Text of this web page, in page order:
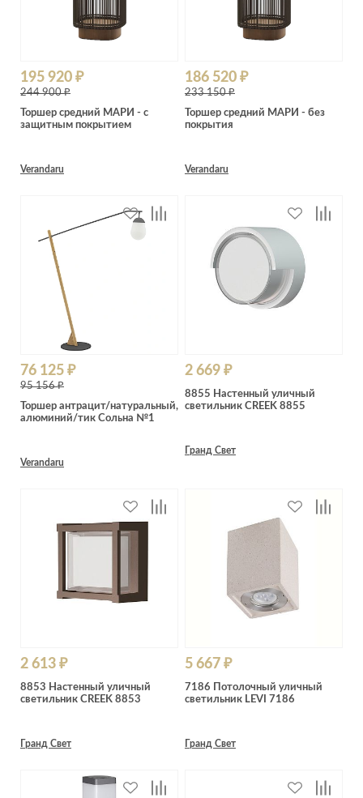
195 920 ₽
244 900 ₽
Торшер средний МАРИ - с
защитным покрытием
Verandaru
186 520 ₽
233 150 ₽
Торшер средний МАРИ - без
покрытия
Verandaru
76 125 ₽
95 156 ₽
Торшер антрацит/натуральный,
алюминий/тик Сольна №1
Verandaru
2 669 ₽
8855 Настенный уличный
светильник CREEK 8855
Гранд Свет
2 613 ₽
8853 Настенный уличный
светильник CREEK 8853
Гранд Свет
5 667 ₽
7186 Потолочный уличный
светильник LEVI 7186
Гранд Свет